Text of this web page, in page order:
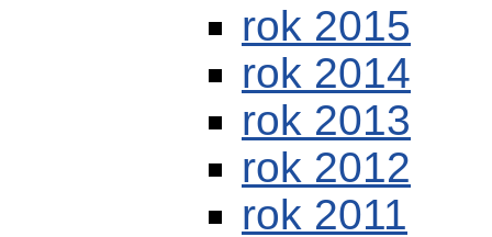
rok 2015
rok 2014
rok 2013
rok 2012
rok 2011